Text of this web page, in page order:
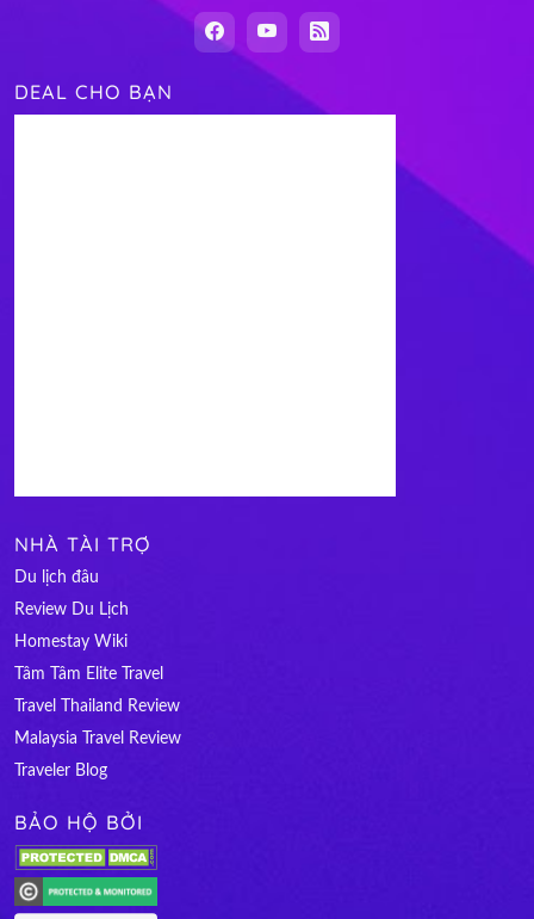
DEAL CHO BẠN
NHÀ TÀI TRỢ
Du lịch đâu
Review Du Lịch
Homestay Wiki
Tâm Tâm Elite Travel
Travel Thailand Review
Malaysia Travel Review
Traveler Blog
BẢO HỘ BỞI